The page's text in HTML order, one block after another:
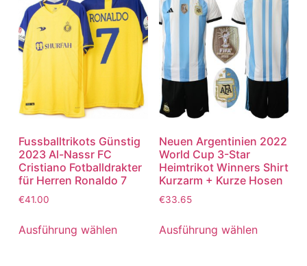
Fussballtrikots Günstig
2023 Al-Nassr FC
Cristiano Fotballdrakter
für Herren Ronaldo 7
€41.00
Ausführung wählen
Neuen Argentinien 2022
World Cup 3-Star
Heimtrikot Winners Shirt
Kurzarm + Kurze Hosen
€33.65
Ausführung wählen